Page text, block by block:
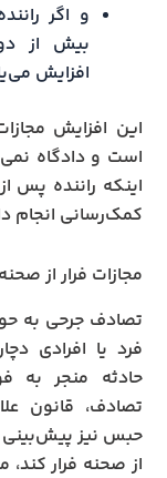
و اگر
بیش از
افزایش
این افزایش
است و دادگاه
اینکه راننده پس
کمک‌رسانی انجام
مجازات فرار از
تصادف جرحی به
فرد یا افرادی
حادثه منجر به
تصادف، قانون
حبس نیز پیش‌بینی